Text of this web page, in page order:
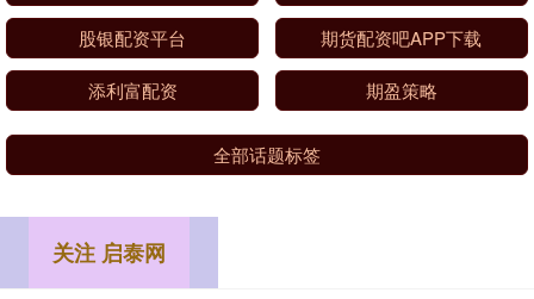
股银配资平台 期货配资吧APP下载
添利富配资 期盈策略
全部话题标签
关注 启泰网